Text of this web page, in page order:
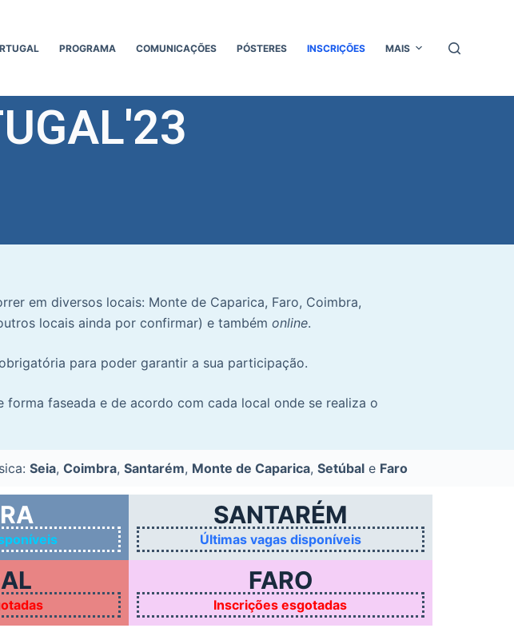
PROGRAMA COMUNICAÇÕES PÓSTERES INSCRIÇÕES MAIS
em diversos locais: Monte de Caparica, Faro, Coimbra,
locais ainda por confirmar) e também online.
para poder garantir a sua participação.
forma faseada e de acordo com cada local onde se realiza o
Seia, Coimbra, Santarém, Monte de Caparica, Setúbale Faro
SANTARÉM
Últimas vagas disponíveis
FARO
Inscrições esgotadas